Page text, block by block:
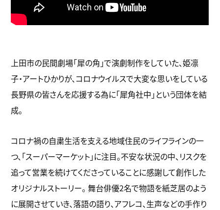
上⽥市の⺠間劇場「犀の⾓」で演劇制作をしていた、姫凛
⼦・アートひかりが、コロナウイルスで⼤変な思いをしている
⻑野県の皆さんを応援する為に「犀⾓社中」という団体を結
成。
コロナ禍の⾃粛⽣活を⽀える地域住⺠のライフラインの⼀
つ、「スーパーマーケット」に注⽬。不安な状況の中、リスクを
追って営業を続けてくださっていることに感謝して創作した
オリジナルストーリー。 舞台俳優2名で物語を紙芝居のよう
に展開させていき、落語の語り、アフレコ、⽣声などの⼿作り